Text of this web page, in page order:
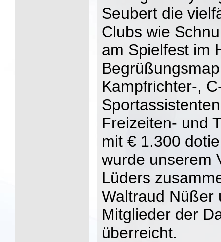
Seubert die
Clubs wie
am Spielfest im
Kampfrichter-,
Freizeiten- und
mit € 1.300
wurde unserem
Lüders
Waltraud Nüßer
Mitglieder der
überreicht.